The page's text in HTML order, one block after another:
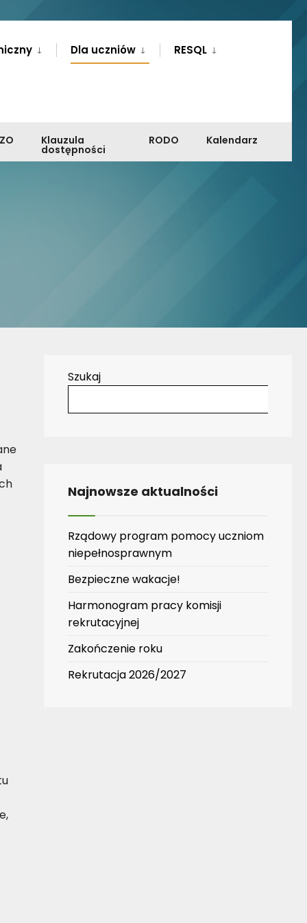
Dla uczniów RESQL
Klauzula
dostępności
RODO Kalendarz
Szukaj
Najnowsze aktualności
Rządowy program pomocy uczniom
niepełnosprawnym
Bezpieczne wakacje!
Harmonogram pracy komisji
rekrutacyjnej
Zakończenie roku
Rekrutacja 2026/2027